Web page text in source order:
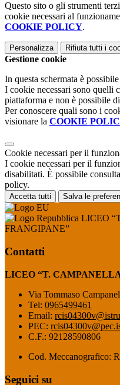
Questo sito o gli strumenti
cookie necessari al
COOKIE POLICY.
Personalizza Rifiuta tutti i
Gestione cookie
In questa schermata è
I cookie necessari sono quelli
piattaforma e non è possibile
Per conoscere quali sono i
visionare la COOKIE
Cookie necessari per il
I cookie necessari per il
disabilitati. È possibile
policy.
Accetta tutti Salva le
LICEO
FRANGIPANE”
Contatti
LICEO “T.
Via Tommaso
Tel: 0965499461
Email:
PEC:
C.F.: 92128590806
Cod. Meccanografico:
Seguici su